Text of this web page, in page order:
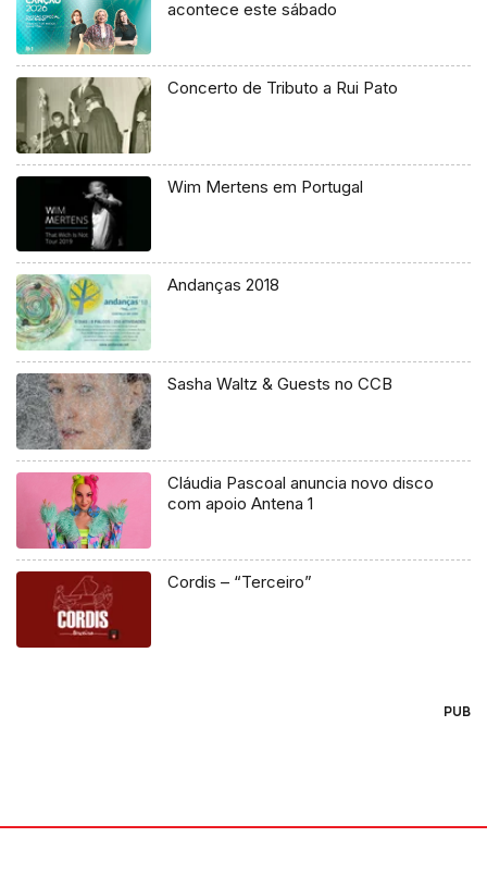
acontece este sábado
Concerto de Tributo a Rui Pato
Wim Mertens em Portugal
Andanças 2018
Sasha Waltz & Guests no CCB
Cláudia Pascoal anuncia novo disco
com apoio Antena 1
Cordis – “Terceiro”
PUB